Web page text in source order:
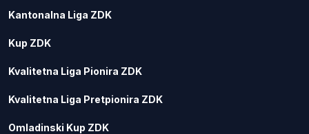
Kantonalna Liga ZDK
Kup ZDK
Kvalitetna Liga Pionira ZDK
Kvalitetna Liga Pretpionira ZDK
Omladinski Kup ZDK